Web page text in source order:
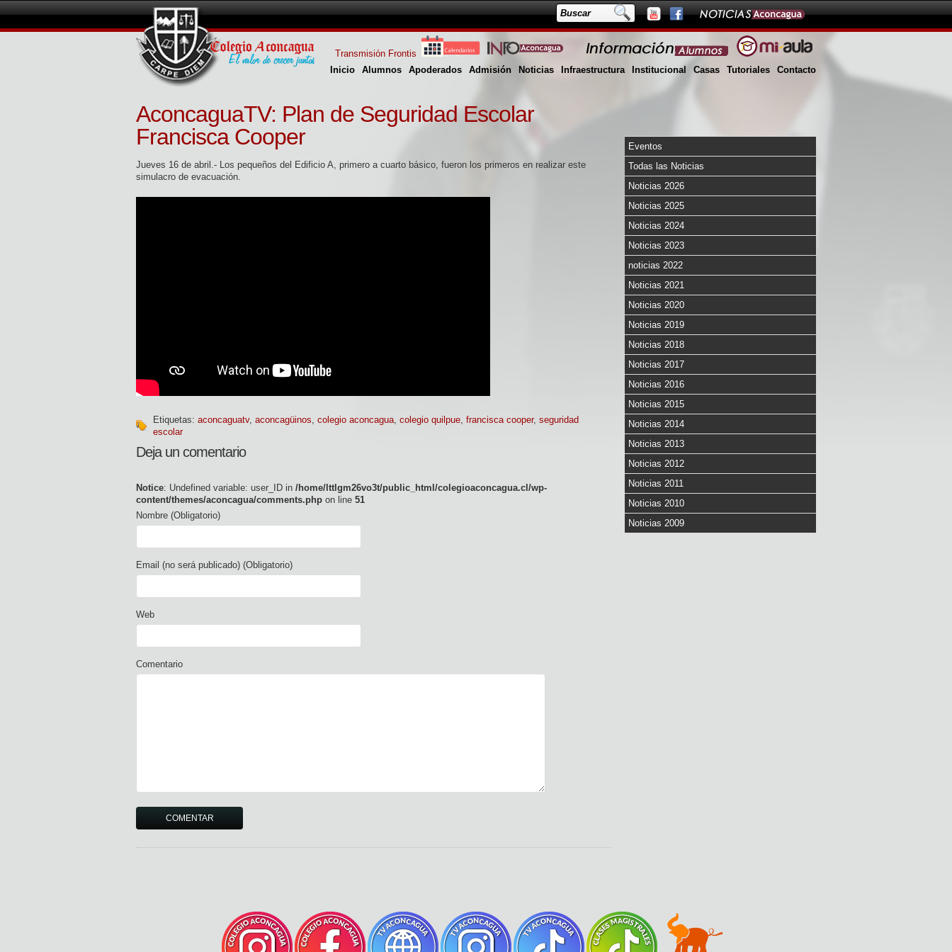
Inicio Alumnos Apoderados Admisión Noticias Infraestructura Institucional Casas Tutoriales Contacto
Transmisión Frontis
AconcaguaTV: Plan de Seguridad Escolar
Francisca Cooper
Jueves 16 de abril.- Los pequeños del Edificio A, primero a cuarto básico, fueron los primeros en realizar este
simulacro de evacuación.
Etiquetas: aconcaguatv, aconcagüinos colegio aconcagua colegio quilpue francisca cooper, seguridad
escolar
Deja un comentario
Notice: Undefined variable: user_ID in /home/lttlgm26vo3t/public_html/colegioaconcagua.cl/wp-
content/themes/aconcagua/comments.php on line 51
Nombre (Obligatorio)
Email (no será publicado) (Obligatorio)
Web
Comentario
Eventos
Todas las Noticias
Noticias 2026
Noticias 2025
Noticias 2024
Noticias 2023
noticias 2022
Noticias 2021
Noticias 2020
Noticias 2019
Noticias 2018
Noticias 2017
Noticias 2016
Noticias 2015
Noticias 2014
Noticias 2013
Noticias 2012
Noticias 2011
Noticias 2010
Noticias 2009